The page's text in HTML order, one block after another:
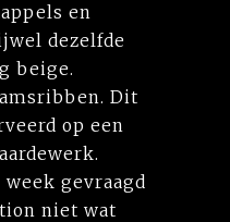
en
dezelfde
beige.
Dit
op een
gevraagd
niet wat